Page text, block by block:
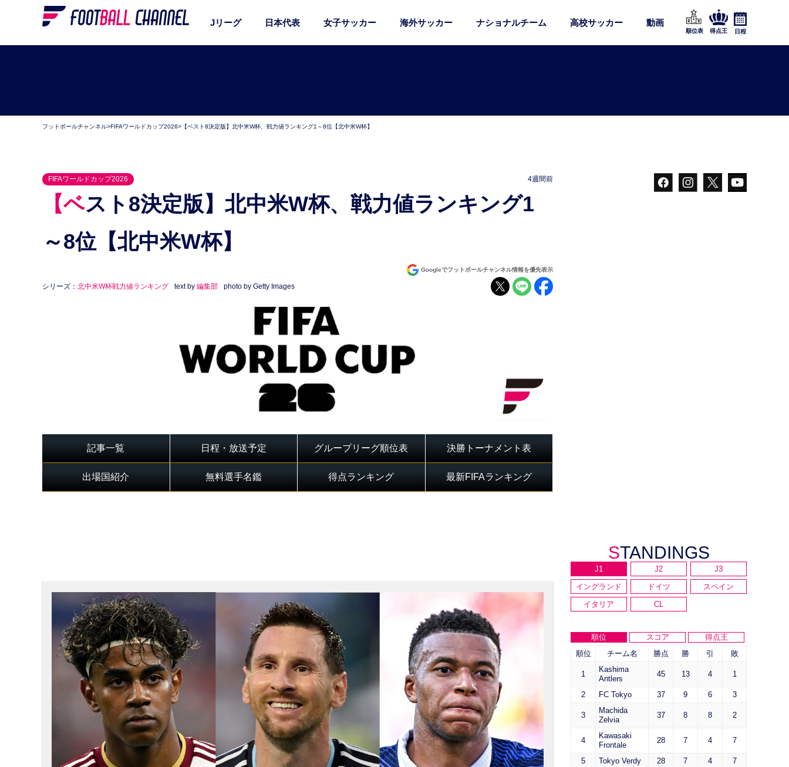
Jリーグ 日本代表 女子サッカー 海外サッカー ナショナルチーム 高校サッカー 動画
順位表 得点王 日程
フットボールチャンネル>FIFAワールドカップ2026> 【ベスト8決定版】北中米W杯、戦力値ランキング1～8位【北中米W杯】
FIFAワールドカップ2026 4週間前
【ベスト8決定版】北中米W杯、戦力値ランキング1
～8位【北中米W杯】
Googleでフットボールチャンネル情報を優先表示
シリーズ： 北中米W杯戦力値ランキング text by 編集部 photo by Getty Images
記事一覧 日程・放送予定 グループリーグ順位表 決勝トーナメント表
出場国紹介 無料選手名鑑 得点ランキング 最新FIFAランキング
STANDINGS
J1 J2
J3
イングランド
ドイツ
スペイン
イタリア
CL
順位 スコア
得点王
順位
チーム名 勝点 勝 引 敗
1
Kashima
Antlers
45 13 4 1
2 FC Tokyo 37 9 6 3
3
Machida
Zelvia
37 8 8 2
4
Kawasaki
Frontale
28 7 4 7
5 Tokyo Verdy 28 7 4 7